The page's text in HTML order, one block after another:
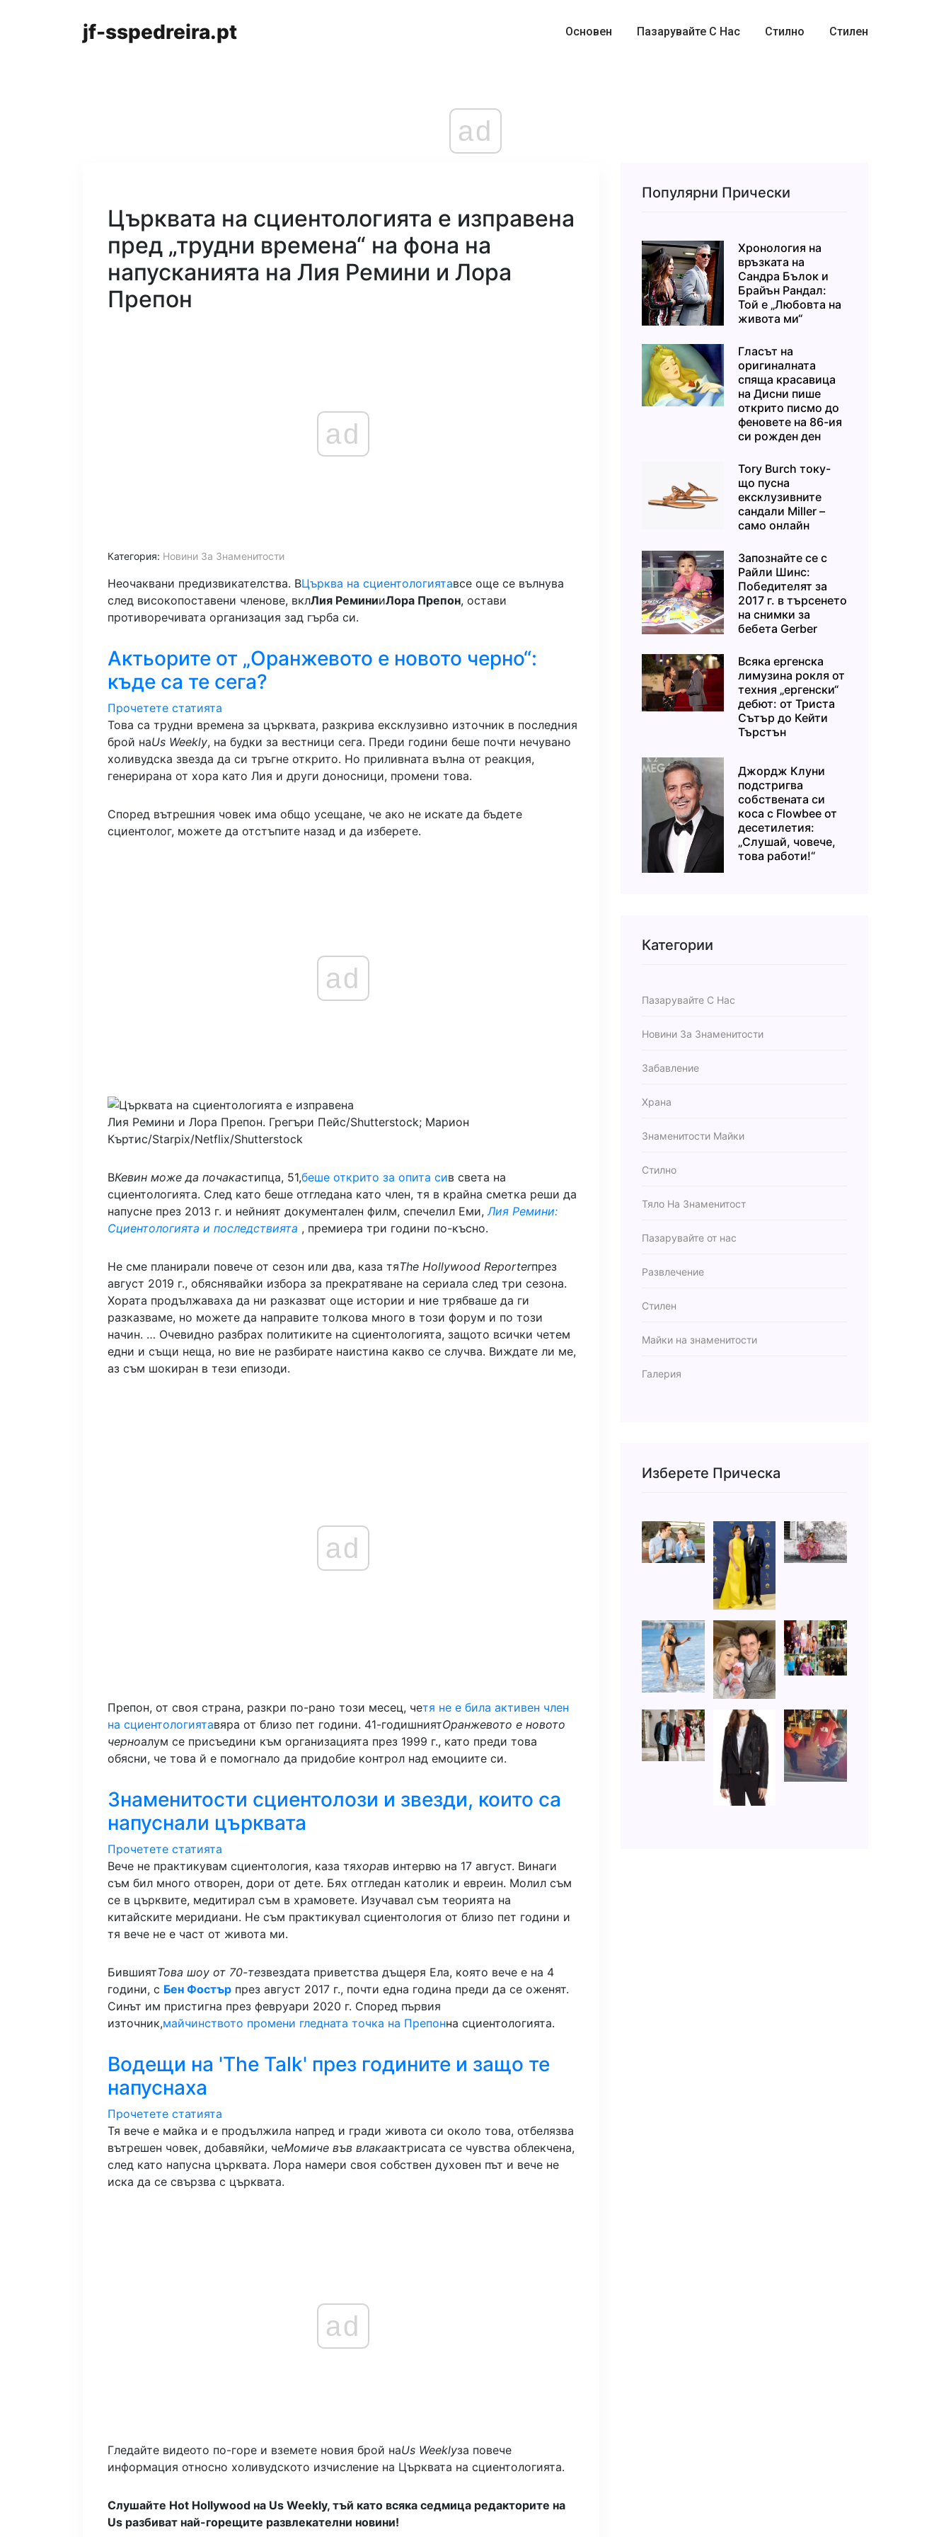
jf-sspedreira.pt Основен Пазарувайте С Нас Стилно Стилен
ad
Църквата на сциентологията е изправена
пред „трудни времена“ на фона на
напусканията на Лия Ремини и Лора
Препон
ad
Категория: Новини За Знаменитости
Неочаквани предизвикателства. ВЦърква на сциентологиятавсе още се вълнува
след високопоставени членове, вклЛия РеминииЛора Препон, остави
противоречивата организация зад гърба си.
Актьорите от „Оранжевото е новото черно“:
къде са те сега?
Прочетете статията
Това са трудни времена за църквата, разкрива ексклузивно източник в последния
брой наUs Weekly, на будки за вестници сега. Преди години беше почти нечувано
холивудска звезда да си тръгне открито. Но приливната вълна от реакция,
генерирана от хора като Лия и други доносници, промени това.
Според вътрешния човек има общо усещане, че ако не искате да бъдете
сциентолог, можете да отстъпите назад и да изберете.
ad
Лия Ремини и Лора Препон. Грегъри Пейс/Shutterstock; Марион
Къртис/Starpix/Netflix/Shutterstock
ВКевин може да почакастипца, 51,беше открито за опита сив света на
сциентологията. След като беше отгледана като член, тя в крайна сметка реши да
напусне през 2013 г. и нейният документален филм, спечелил Еми, Лия Ремини:
Сциентологията и последствията , премиера три години по-късно.
Не сме планирали повече от сезон или два, каза тяThe Hollywood Reporterпрез
август 2019 г., обяснявайки избора за прекратяване на сериала след три сезона.
Хората продължаваха да ни разказват още истории и ние трябваше да ги
разказваме, но можете да направите толкова много в този форум и по този
начин. … Очевидно разбрах политиките на сциентологията, защото всички четем
едни и същи неща, но вие не разбирате наистина какво се случва. Виждате ли ме,
аз съм шокиран в тези епизоди.
ad
Препон, от своя страна, разкри по-рано този месец, четя не е била активен член
на сциентологиятавяра от близо пет години. 41-годишниятОранжевото е новото
черноалум се присъедини към организацията през 1999 г., като преди това
обясни, че това й е помогнало да придобие контрол над емоциите си.
Знаменитости сциентолози и звезди, които са
напуснали църквата
Прочетете статията
Вече не практикувам сциентология, каза тяхорав интервю на 17 август. Винаги
съм бил много отворен, дори от дете. Бях отгледан католик и евреин. Молил съм
се в църквите, медитирал съм в храмовете. Изучавал съм теорията на
китайските меридиани. Не съм практикувал сциентология от близо пет години и
тя вече не е част от живота ми.
БившиятТова шоу от 70-тезвездата приветства дъщеря Ела, която вече е на 4
години, с Бен Фостър през август 2017 г., почти една година преди да се оженят.
Синът им пристигна през февруари 2020 г. Според първия
източник,майчинството промени гледната точка на Препонна сциентологията.
Водещи на 'The Talk' през годините и защо те
напуснаха
Прочетете статията
Тя вече е майка и е продължила напред и гради живота си около това, отбелязва
вътрешен човек, добавяйки, чеМомиче във влакаактрисата се чувства облекчена,
след като напусна църквата. Лора намери своя собствен духовен път и вече не
иска да се свързва с църквата.
ad
Гледайте видеото по-горе и вземете новия брой наUs Weeklyза повече
информация относно холивудското изчисление на Църквата на сциентологията.
Слушайте Hot Hollywood на Us Weekly, тъй като всяка седмица редакторите на
Us разбиват най-горещите развлекателни новини!
Популярни Прически
Хронология на
връзката на
Сандра Бълок и
Брайън Рандал:
Той е „Любовта на
живота ми“
Гласът на
оригиналната
спяща красавица
на Дисни пише
открито писмо до
феновете на 86-ия
си рожден ден
Tory Burch току-
що пусна
ексклузивните
сандали Miller –
само онлайн
Запознайте се с
Райли Шинс:
Победителят за
2017 г. в търсенето
на снимки за
бебета Gerber
Всяка ергенска
лимузина рокля от
техния „ергенски“
дебют: от Триста
Сътър до Кейти
Търстън
Джордж Клуни
подстригва
собствената си
коса с Flowbee от
десетилетия:
„Слушай, човече,
това работи!“
Категории
Пазарувайте С Нас
Новини За Знаменитости
Забавление
Храна
Знаменитости Майки
Стилно
Тяло На Знаменитост
Пазарувайте от нас
Развлечение
Стилен
Майки на знаменитости
Галерия
Изберете Прическа